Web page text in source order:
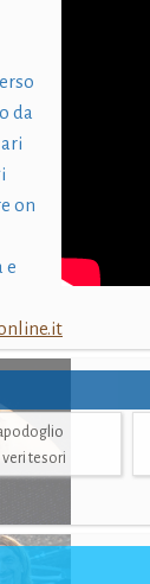
da
on
e
tesori